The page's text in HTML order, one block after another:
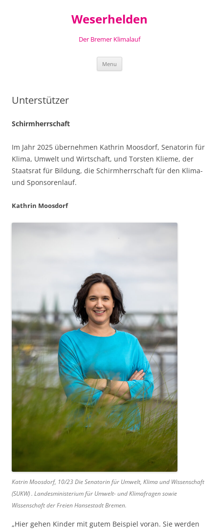
Weserhelden
Der Bremer Klimalauf
Menu
Unterstützer
Schirmherrschaft
Im Jahr 2025 übernehmen Kathrin Moosdorf, Senatorin für
Klima, Umwelt und Wirtschaft, und Torsten Klieme, der
Staatsrat für Bildung, die Schirmherrschaft für den Klima-
und Sponsorenlauf.
Kathrin Moosdorf
Katrin Moosdorf, 10/23 Die Senatorin für Umwelt, Klima und Wissenschaft
(SUKW) . Landesministerium für Umwelt- und Klimafragen sowie
Wissenschaft der Freien Hansestadt Bremen.
„Hier gehen Kinder mit gutem Beispiel voran. Sie werden